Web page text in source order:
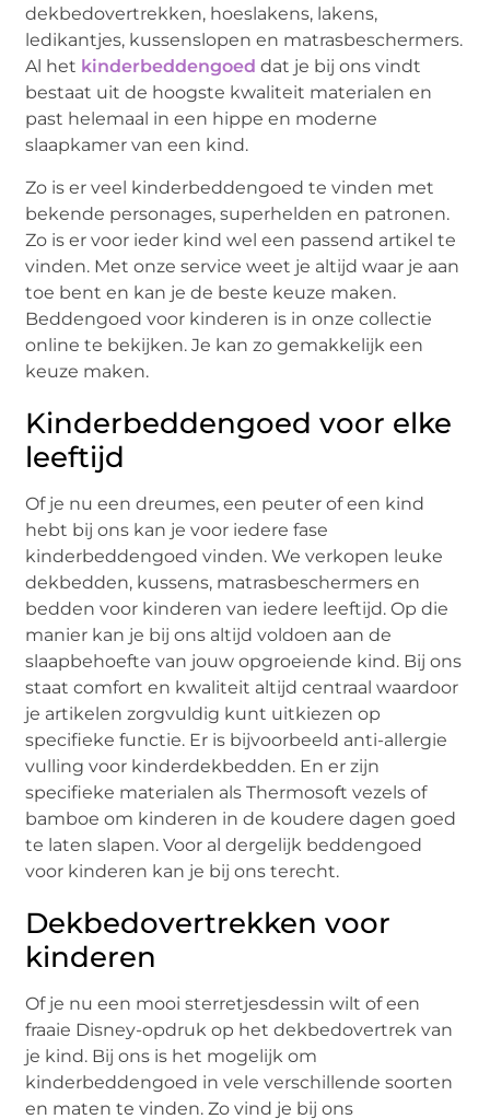
dekbedovertrekken, hoeslakens, lakens,
ledikantjes, kussenslopen en matrasbeschermers.
Al het kinderbeddengoed dat je bij ons vindt
bestaat uit de hoogste kwaliteit materialen en
past helemaal in een hippe en moderne
slaapkamer van een kind.
Zo is er veel kinderbeddengoed te vinden met
bekende personages, superhelden en patronen.
Zo is er voor ieder kind wel een passend artikel te
vinden. Met onze service weet je altijd waar je aan
toe bent en kan je de beste keuze maken.
Beddengoed voor kinderen is in onze collectie
online te bekijken. Je kan zo gemakkelijk een
keuze maken.
Kinderbeddengoed voor elke
leeftijd
Of je nu een dreumes, een peuter of een kind
hebt bij ons kan je voor iedere fase
kinderbeddengoed vinden. We verkopen leuke
dekbedden, kussens, matrasbeschermers en
bedden voor kinderen van iedere leeftijd. Op die
manier kan je bij ons altijd voldoen aan de
slaapbehoefte van jouw opgroeiende kind. Bij ons
staat comfort en kwaliteit altijd centraal waardoor
je artikelen zorgvuldig kunt uitkiezen op
specifieke functie. Er is bijvoorbeeld anti-allergie
vulling voor kinderdekbedden. En er zijn
specifieke materialen als Thermosoft vezels of
bamboe om kinderen in de koudere dagen goed
te laten slapen. Voor al dergelijk beddengoed
voor kinderen kan je bij ons terecht.
Dekbedovertrekken voor
kinderen
Of je nu een mooi sterretjesdessin wilt of een
fraaie Disney-opdruk op het dekbedovertrek van
je kind. Bij ons is het mogelijk om
kinderbeddengoed in vele verschillende soorten
en maten te vinden. Zo vind je bij ons